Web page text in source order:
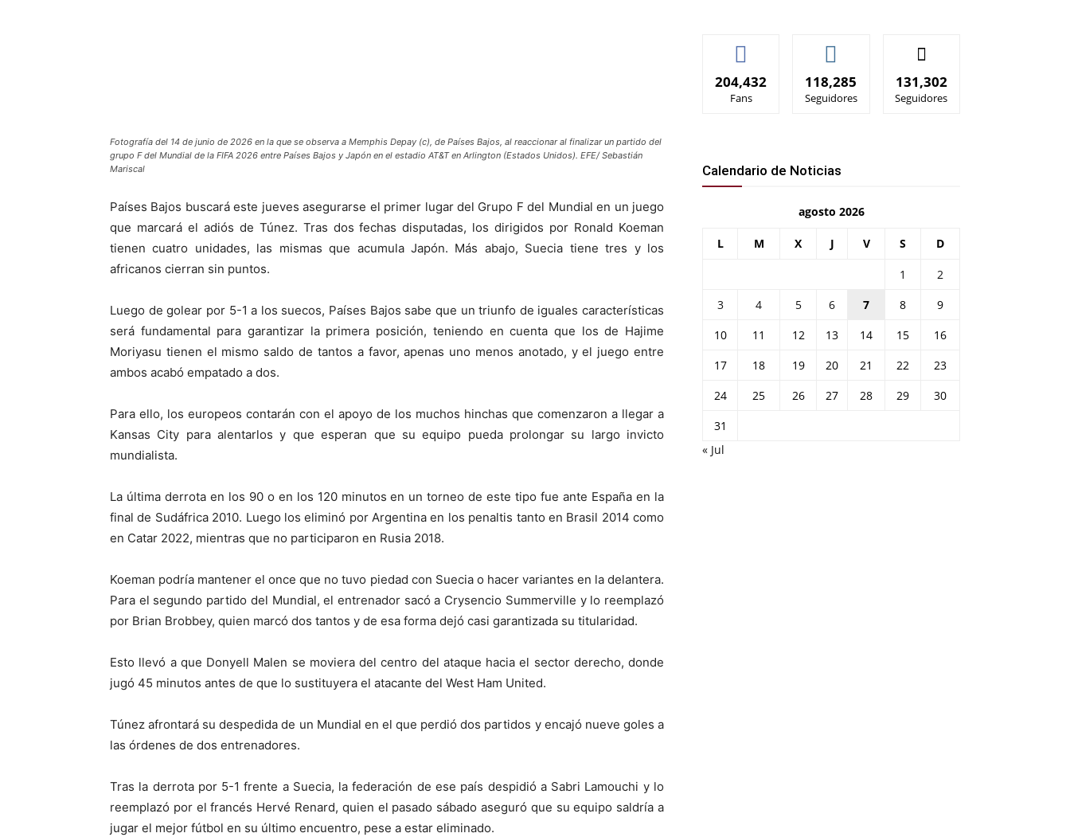
Fotografía del 14 de junio de 2026 en la que se observa a Memphis Depay (c), de Países Bajos, al reaccionar al finalizar un partido del
grupo F del Mundial de la FIFA 2026 entre Países Bajos y Japón en el estadio AT&T en Arlington (Estados Unidos). EFE/ Sebastián
Mariscal
Países Bajos buscará este jueves asegurarse el primer lugar del Grupo F del Mundial en un juego
que marcará el adiós de Túnez. Tras dos fechas disputadas, los dirigidos por Ronald Koeman
tienen cuatro unidades, las mismas que acumula Japón. Más abajo, Suecia tiene tres y los
africanos cierran sin puntos.
Luego de golear por 5-1 a los suecos, Países Bajos sabe que un triunfo de iguales características
será fundamental para garantizar la primera posición, teniendo en cuenta que los de Hajime
Moriyasu tienen el mismo saldo de tantos a favor, apenas uno menos anotado, y el juego entre
ambos acabó empatado a dos.
Para ello, los europeos contarán con el apoyo de los muchos hinchas que comenzaron a llegar a
Kansas City para alentarlos y que esperan que su equipo pueda prolongar su largo invicto
mundialista.
La última derrota en los 90 o en los 120 minutos en un torneo de este tipo fue ante España en la
final de Sudáfrica 2010. Luego los eliminó por Argentina en los penaltis tanto en Brasil 2014 como
en Catar 2022, mientras que no participaron en Rusia 2018.
Koeman podría mantener el once que no tuvo piedad con Suecia o hacer variantes en la delantera.
Para el segundo partido del Mundial, el entrenador sacó a Crysencio Summerville y lo reemplazó
por Brian Brobbey, quien marcó dos tantos y de esa forma dejó casi garantizada su titularidad.
Esto llevó a que Donyell Malen se moviera del centro del ataque hacia el sector derecho, donde
jugó 45 minutos antes de que lo sustituyera el atacante del West Ham United.
Túnez afrontará su despedida de un Mundial en el que perdió dos partidos y encajó nueve goles a
las órdenes de dos entrenadores.
Tras la derrota por 5-1 frente a Suecia, la federación de ese país despidió a Sabri Lamouchi y lo
reemplazó por el francés Hervé Renard, quien el pasado sábado aseguró que su equipo saldría a
jugar el mejor fútbol en su último encuentro, pese a estar eliminado.
204,432
Fans
118,285
Seguidores
131,302
Seguidores
Calendario de Noticias
agosto 2026
L M X J V S D
1
2
3
4 5 6 7 8
9
10
11 12 13 14 15
16
17
18 19 20 21 22
23
24
25 26 27 28 29
30
31
« Jul